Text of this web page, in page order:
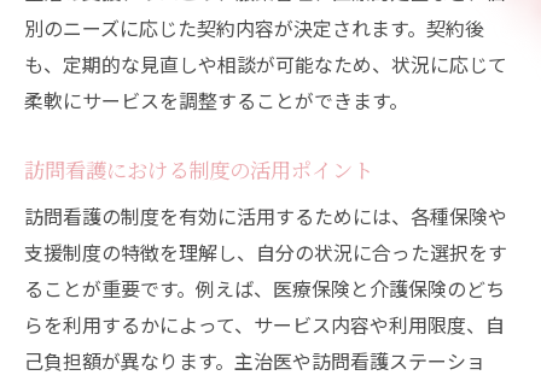
別のニーズに応じた契約内容が決定されます。契約後
も、定期的な見直しや相談が可能なため、状況に応じて
柔軟にサービスを調整することができます。
訪問看護における制度の活用ポイント
訪問看護の制度を有効に活用するためには、各種保険や
支援制度の特徴を理解し、自分の状況に合った選択をす
ることが重要です。例えば、医療保険と介護保険のどち
らを利用するかによって、サービス内容や利用限度、自
己負担額が異なります。主治医や訪問看護ステーショ